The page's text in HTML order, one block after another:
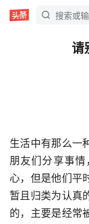
请
生活中有那么一
朋友们分享事
心，但是他们平
暂且归类为认真
的，主要是经常